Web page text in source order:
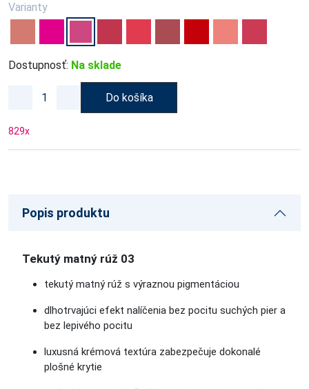
Varianty
Dostupnosť: Na sklade
Do košíka
829x
Popis produktu
Tekutý matný rúž 03
tekutý matný rúž s výraznou pigmentáciou
dlhotrvajúci efekt nalíčenia bez pocitu suchých pier a
bez lepivého pocitu
luxusná krémová textúra zabezpečuje dokonalé
plošné krytie